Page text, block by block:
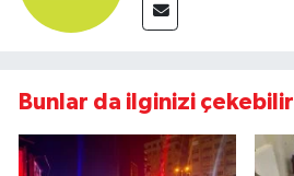
Bunlar da ilginizi çekebilir